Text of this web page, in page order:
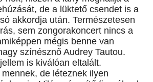
de a lüktető csendet is a
akkordja után. Természetesen
sem zongorakoncert nincs a
mégis benne van
színésznő Audrey Tautou.
is kiválóan eltalált.
de léteznek ilyen